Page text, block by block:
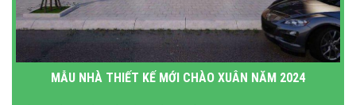
MẪU NHÀ THIẾT KẾ MỚI CHÀO XUÂN NĂM 2024